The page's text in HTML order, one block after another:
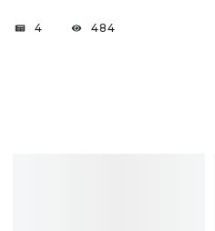
4 484